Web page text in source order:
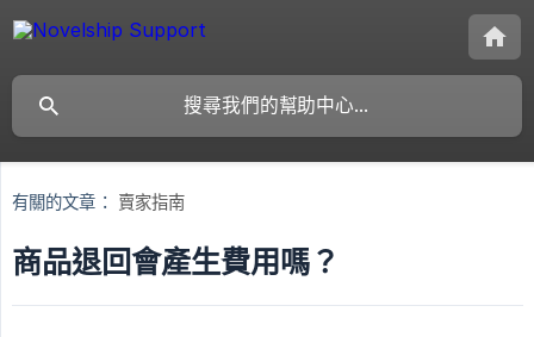
有關的文章： 賣家指南
商品退回會產生費用嗎？